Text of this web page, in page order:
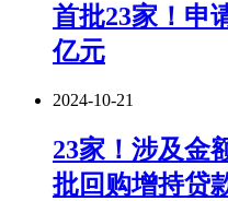
首批23家！申
亿元
2024-10-21
23家！涉及金
批回购增持贷